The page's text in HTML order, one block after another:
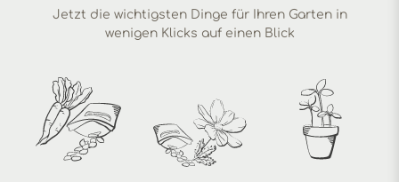
Jetzt die wichtigsten Dinge für Ihren Garten in
wenigen Klicks auf einen Blick